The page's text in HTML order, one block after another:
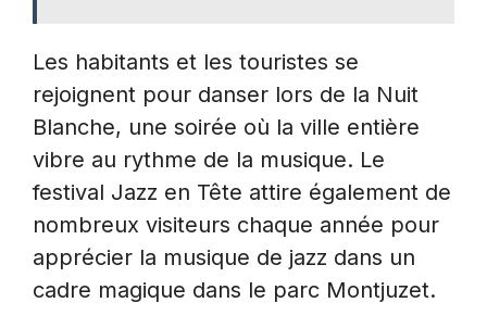
Les habitants et les touristes se
rejoignent pour danser lors de la Nuit
Blanche, une soirée où la ville entière
vibre au rythme de la musique. Le
festival Jazz en Tête attire également de
nombreux visiteurs chaque année pour
apprécier la musique de jazz dans un
cadre magique dans le parc Montjuzet.